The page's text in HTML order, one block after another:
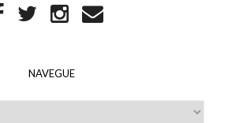
NAVEGUE